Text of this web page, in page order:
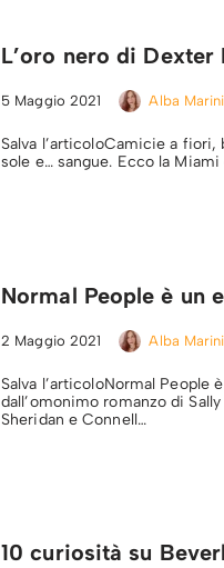
L’oro nero di Dexter
5 Maggio 2021 Alba Marini
Salva l’articoloCamicie a
sole e… sangue. Ecco la
Normal People è un
2 Maggio 2021 Alba Marini
Salva l’articoloNormal
dall’omonimo romanzo di
Sheridan e Connell…
10 curiosità su